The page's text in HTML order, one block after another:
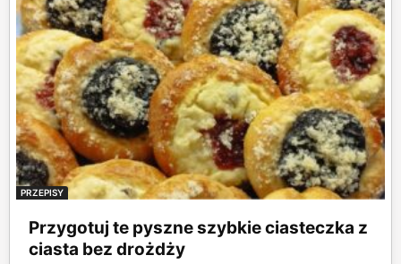
PRZEPISY
Przygotuj te pyszne szybkie ciasteczka z
ciasta bez drożdży